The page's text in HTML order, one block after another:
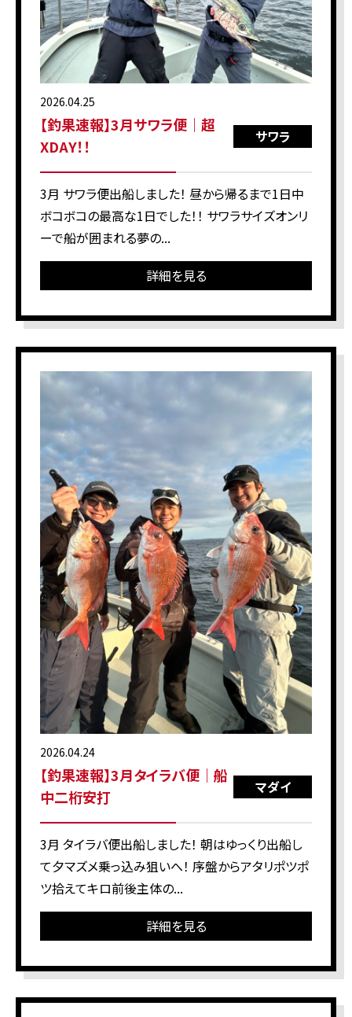
2026.04.25
【釣果速報】3月サワラ便｜超
XDAY！！
サワラ
3月 サワラ便出船しました！ 昼から帰るまで1日中
ボコボコの最高な1日でした！！ サワラサイズオンリ
ーで船が囲まれる夢の...
詳細を見る
2026.04.24
【釣果速報】3月タイラバ便｜船
中二桁安打
マダイ
3月 タイラバ便出船しました！ 朝はゆっくり出船し
て夕マズメ乗っ込み狙いへ！ 序盤からアタリポツポ
ツ拾えてキロ前後主体の...
詳細を見る